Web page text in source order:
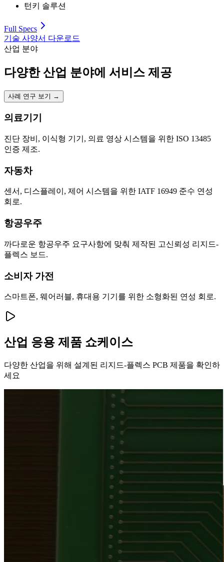
턴키 솔루션
Full Specs
기술 사양서 다운로드
산업 분야
다양한 산업 분야에 서비스 제공
사례 연구 보기 →
의료기기
진단 장비, 이식형 기기, 의료 영상 시스템을 위한 ISO 13485
인증 제조.
자동차
센서, 디스플레이, 제어 시스템을 위한 IATF 16949 준수 연성
회로.
항공우주
까다로운 항공우주 요구사항에 맞춰 제작된 고신뢰성 리지드-
플렉스 보드.
소비자 가전
스마트폰, 웨어러블, 휴대용 기기를 위한 소형화된 연성 회로.
산업 응용 제품 쇼케이스
다양한 산업을 위해 설계된 리지드-플렉스 PCB 제품을 확인하
세요